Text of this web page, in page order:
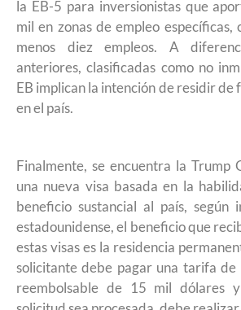
la EB-5 para inversionistas que
mil en zonas de empleo específicas,
menos diez empleos. A
anteriores, clasificadas como no
EB implican la intención de residir
en el país.
Finalmente, se encuentra la Trump
una nueva visa basada en la
beneficio sustancial al país, según
estadounidense, el beneficio que
estas visas es la residencia
solicitante debe pagar una tarifa de
reembolsable de 15 mil dólares